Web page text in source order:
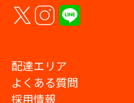
配達エリア
よくある質問
採用情報